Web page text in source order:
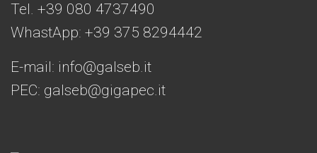
Tel. +39 080 4737490
WhastApp: +39 375 8294442
E-mail: info@galseb.it
PEC: galseb@gigapec.it